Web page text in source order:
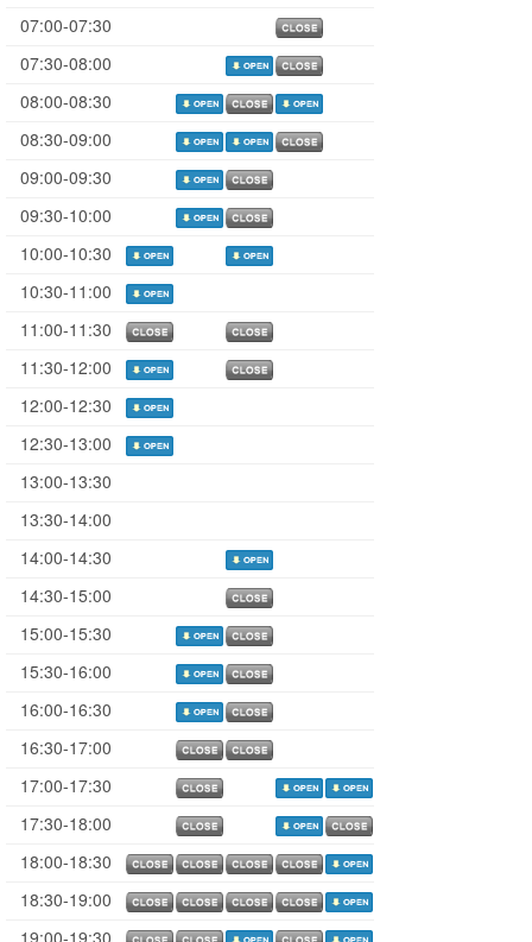
07:00-07:30
07:30-08:00
08:00-08:30
08:30-09:00
09:00-09:30
09:30-10:00
10:00-10:30
10:30-11:00
11:00-11:30
11:30-12:00
12:00-12:30
12:30-13:00
13:00-13:30
13:30-14:00
14:00-14:30
14:30-15:00
15:00-15:30
15:30-16:00
16:00-16:30
16:30-17:00
17:00-17:30
17:30-18:00
18:00-18:30
18:30-19:00
19:00-19:30